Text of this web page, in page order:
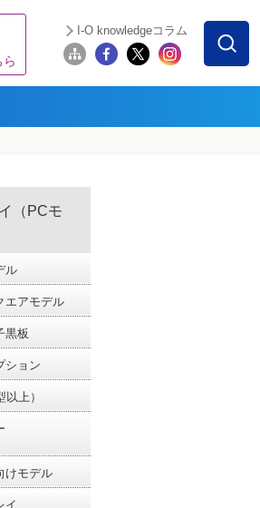
I-O knowledgeコラム
（PCモ
ル
エアモデル
黒板
ション
上）
けモデル
イ